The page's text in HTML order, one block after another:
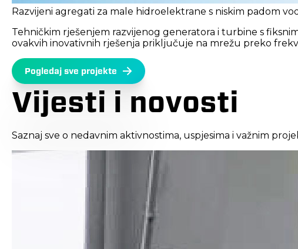
Razvijeni agregati za male hidroelektrane s niskim padom
Tehničkim rješenjem razvijenog generatora i turbine s
ovakvih inovativnih rješenja priključuje na mrežu preko
Pogledaj sve projekte
Vijesti i novosti
Saznaj sve o nedavnim aktivnostima, uspjesima i važnim